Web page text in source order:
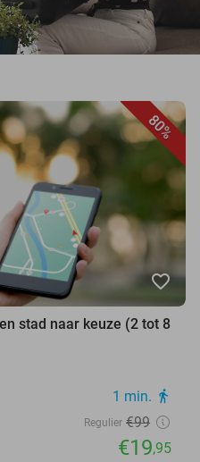
80%
favorite_border
stad naar keuze (2 tot 8
1 min. directions_walk
Regulier €99
€19,95